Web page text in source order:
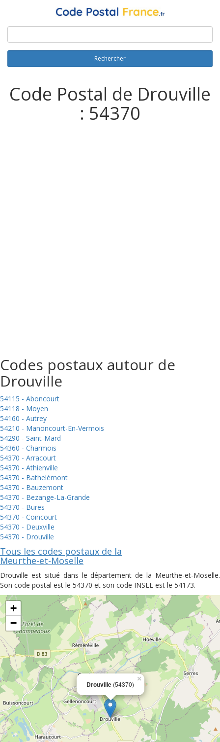
Rechercher
Code Postal de Drouville
: 54370
Codes postaux autour de
Drouville
54115 - Aboncourt
54118 - Moyen
54160 - Autrey
54210 - Manoncourt-En-Vermois
54290 - Saint-Mard
54360 - Charmois
54370 - Arracourt
54370 - Athienville
54370 - Bathelémont
54370 - Bauzemont
54370 - Bezange-La-Grande
54370 - Bures
54370 - Coincourt
54370 - Deuxville
54370 - Drouville
Tous les codes postaux de la
Meurthe-et-Moselle
Drouville est situé dans le département de la Meurthe-et-Moselle.
Son code postal est le 54370 et son code INSEE est le 54173.
Drouville (54370)
×
+
−